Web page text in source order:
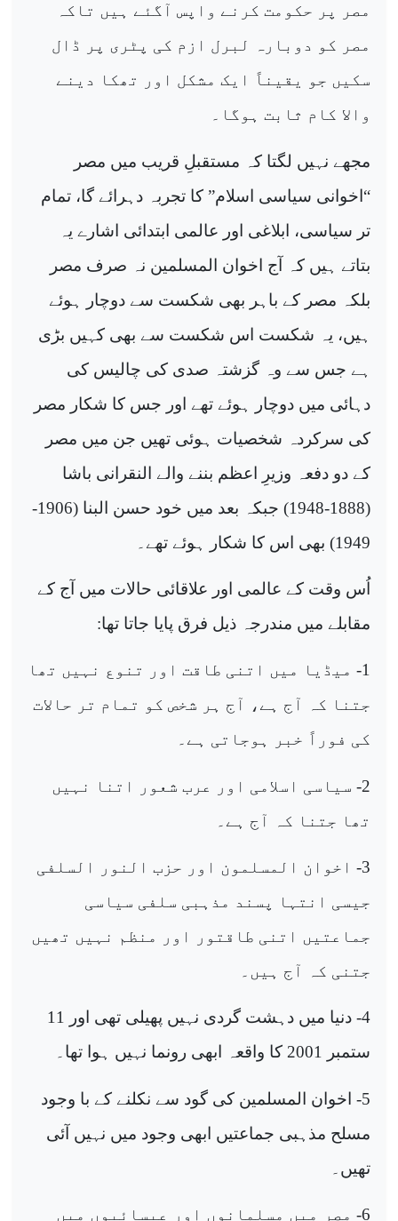
مصر پر حکومت کرنے واپس آگئے ہیں تاکہ
مصر کو دوبارہ لبرل ازم کی پٹری پر ڈال
سکیں جو یقیناً ایک مشکل اور تھکا دینے
والا کام ثابت ہوگا۔
مجھے نہیں لگتا کہ مستقبلِ قریب میں مصر
“اخوانی سیاسی اسلام” کا تجربہ دہرائے گا، تمام
تر سیاسی، ابلاغی اور عالمی ابتدائی اشارے یہ
بتاتے ہیں کہ آج اخوان المسلمین نہ صرف مصر
بلکہ مصر کے باہر بھی شکست سے دوچار ہوئے
ہیں، یہ شکست اس شکست سے بھی کہیں بڑی
ہے جس سے وہ گزشتہ صدی کی چالیس کی
دہائی میں دوچار ہوئے تھے اور جس کا شکار مصر
کی سرکردہ شخصیات ہوئی تھیں جن میں مصر
کے دو دفعہ وزیرِ اعظم بننے والے النقرانی باشا
(1888-1948) جبکہ بعد میں خود حسن البنا (1906-
1949) بھی اس کا شکار ہوئے تھے۔
اُس وقت کے عالمی اور علاقائی حالات میں آج کے
مقابلے میں مندرجہ ذیل فرق پایا جاتا تھا:
1- میڈیا میں اتنی طاقت اور تنوع نہیں تھا
جتنا کہ آج ہے، آج ہر شخص کو تمام تر حالات
کی فوراً خبر ہوجاتی ہے۔
2- سیاسی اسلامی اور عرب شعور اتنا نہیں
تھا جتنا کہ آج ہے۔
3- اخوان المسلمون اور حزب النور السلفی
جیسی انتہا پسند مذہبی سلفی سیاسی
جماعتیں اتنی طاقتور اور منظم نہیں تھیں
جتنی کہ آج ہیں۔
4- دنیا میں دہشت گردی نہیں پھیلی تھی اور 11
ستمبر 2001 کا واقعہ ابھی رونما نہیں ہوا تھا۔
5- اخوان المسلمین کی گود سے نکلنے کے با وجود
مسلح مذہبی جماعتیں ابھی وجود میں نہیں آئی
تھیں۔
6- مصر میں مسلمانوں اور عیسائیوں میں